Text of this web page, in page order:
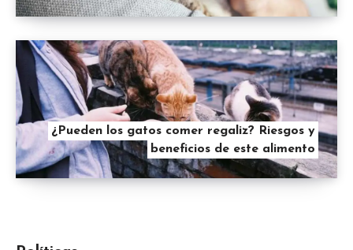
¿Pueden los gatos comer regaliz? Riesgos y
beneficios de este alimento